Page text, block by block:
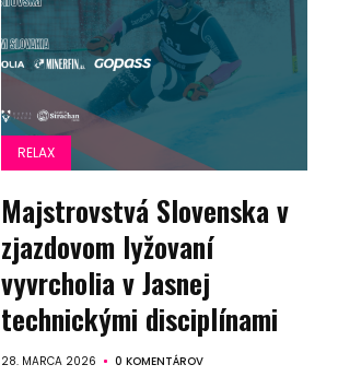
Domov
Automobily,
motorky,
mobilita
Bývanie,
RELAX
Majstrovstvá Slovenska v
zjazdovom lyžovaní
vyvrcholia v Jasnej
technickými disciplínami
28. MARCA 2026 0 KOMENTÁROV